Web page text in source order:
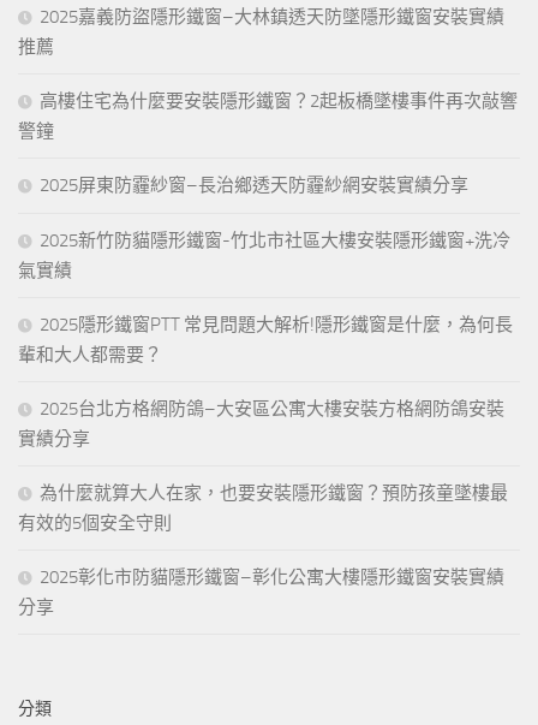
2025嘉義防盜隱形鐵窗–大林鎮透天防墜隱形鐵窗安裝實績
推薦
高樓住宅為什麼要安裝隱形鐵窗？2起板橋墜樓事件再次敲響
警鐘
2025屏東防霾紗窗–長治鄉透天防霾紗網安裝實績分享
2025新竹防貓隱形鐵窗-竹北市社區大樓安裝隱形鐵窗+洗冷
氣實績
2025隱形鐵窗PTT 常見問題大解析!隱形鐵窗是什麼，為何長
輩和大人都需要？
2025台北方格網防鴿–大安區公寓大樓安裝方格網防鴿安裝
實績分享
為什麼就算大人在家，也要安裝隱形鐵窗？預防孩童墜樓最
有效的5個安全守則
2025彰化市防貓隱形鐵窗–彰化公寓大樓隱形鐵窗安裝實績
分享
分類